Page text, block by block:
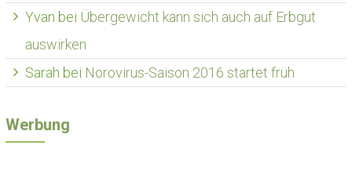
Yvan bei Übergewicht kann sich auch auf Erbgut
auswirken
Sarah bei Norovirus-Saison 2016 startet früh
Werbung